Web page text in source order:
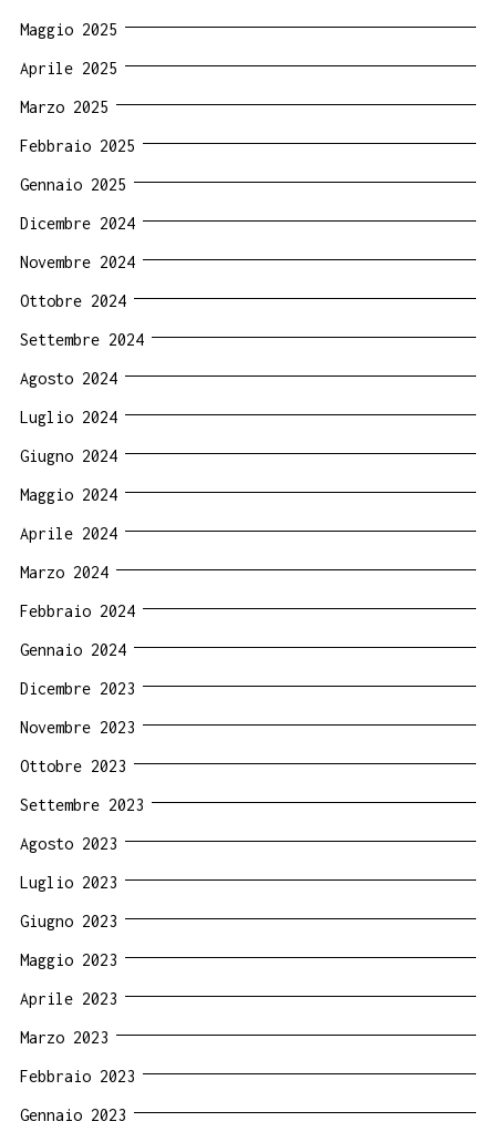
Maggio 2025
Aprile 2025
Marzo 2025
Febbraio 2025
Gennaio 2025
Dicembre 2024
Novembre 2024
Ottobre 2024
Settembre 2024
Agosto 2024
Luglio 2024
Giugno 2024
Maggio 2024
Aprile 2024
Marzo 2024
Febbraio 2024
Gennaio 2024
Dicembre 2023
Novembre 2023
Ottobre 2023
Settembre 2023
Agosto 2023
Luglio 2023
Giugno 2023
Maggio 2023
Aprile 2023
Marzo 2023
Febbraio 2023
Gennaio 2023